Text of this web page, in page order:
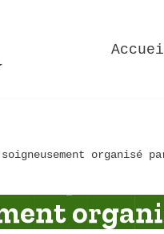
soigneusement organisé